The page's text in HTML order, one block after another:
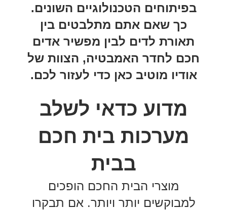
בפיתוחים הטכנולוגיים השונים.
כך שאם אתם מתלבטים בין
תאורת לדים לבין מפשיר אדים
חכם לחדר האמבטיה, הצוות של
אודיו מוטיב כאן כדי לעזור לכם.
מדוע כדאי לשלב
מערכות בית חכם
בבית
מוצרי הבית החכם הופכים
למבוקשים יותר ויותר. אם תבקרו